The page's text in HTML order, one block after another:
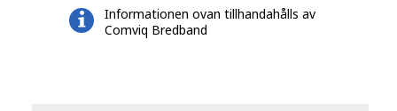
Informationen ovan tillhandahålls av
Comviq Bredband